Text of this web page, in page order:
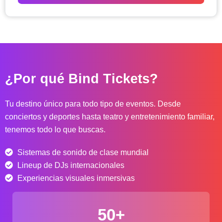
d
p
c
i
s
:
d
d
$
¿Por qué Bind Tickets?
Tu destino único para todo tipo de eventos. Desde
conciertos y deportes hasta teatro y entretenimiento familiar,
tenemos todo lo que buscas.
Sistemas de sonido de clase mundial
Lineup de DJs internacionales
Experiencias visuales inmersivas
50+